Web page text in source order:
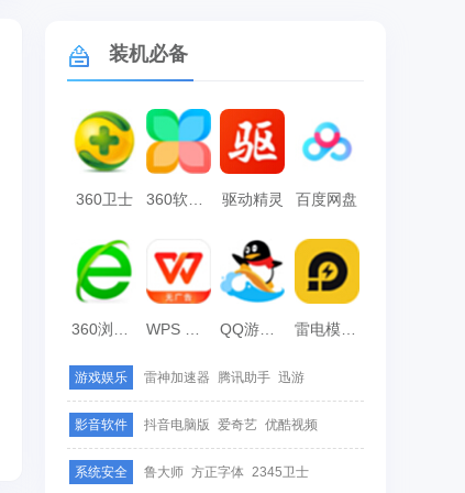
装机必备
360卫士 360软件管家 驱动精灵 百度网盘
雷电模拟器
游戏娱乐 雷神加速器 腾讯助手 迅游
影音软件 抖音电脑版 爱奇艺 优酷视频
系统安全 鲁大师 方正字体 2345卫士